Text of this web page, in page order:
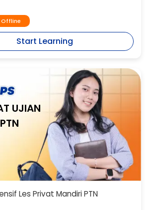
Offline
Start Learning
UJIAN
Les Privat Mandiri PTN